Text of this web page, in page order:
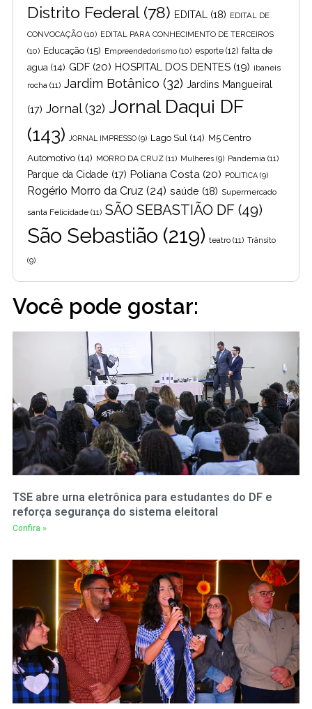
Distrito Federal(78) EDITAL (18) EDITAL DE
CONVOCAÇÃO (10) EDITAL PARA CONHECIMENTO DE TERCEIROS
(10) Educação (15) Empreendedorismo (10) esporte (12) falta de
agua (14) GDF (20) HOSPITAL DOS DENTES (19) ibaneis
rocha (11) Jardim Botânico (32) Jardins Mangueiral
(17) Jornal(32) Jornal Daqui DF
(143) JORNAL IMPRESSO (9) Lago Sul (14) M5 Centro
Automotivo (14) MORRO DA CRUZ (11) Mulheres (9) Pandemia (11)
Parque da Cidade (17) Poliana Costa (20) POLITICA (9)
Rogério Morro da Cruz (24) saúde (18) Supermercado
santa Felicidade (11) SÃO SEBASTIÃO DF (49)
São Sebastião (219) teatro (11) Trânsito
(9)
Você pode gostar:
TSE abre urna eletrônica para estudantes do DF e
reforça segurança do sistema eleitoral
Confira »